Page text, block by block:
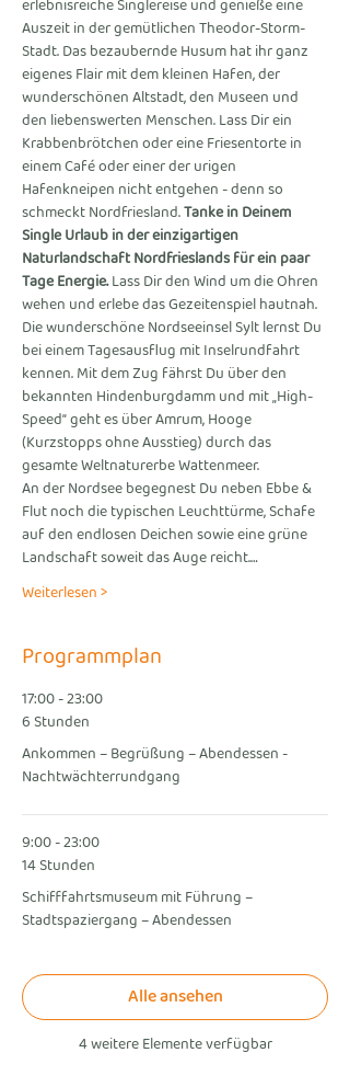
erlebnisreiche Singlereise und genieße eine
Auszeit in der gemütlichen Theodor-Storm-
Stadt. Das bezaubernde Husum hat ihr ganz
eigenes Flair mit dem kleinen Hafen, der
wunderschönen Altstadt, den Museen und
den liebenswerten Menschen. Lass Dir ein
Krabbenbrötchen oder eine Friesentorte in
einem Café oder einer der urigen
Hafenkneipen nicht entgehen - denn so
schmeckt Nordfriesland. Tanke in Deinem
Single Urlaub in der einzigartigen
Naturlandschaft Nordfrieslands für ein paar
Tage Energie. Lass Dir den Wind um die Ohren
wehen und erlebe das Gezeitenspiel hautnah.
Die wunderschöne Nordseeinsel Sylt lernst Du
bei einem Tagesausflug mit Inselrundfahrt
kennen. Mit dem Zug fährst Du über den
bekannten Hindenburgdamm und mit „High-
Speed“ geht es über Amrum, Hooge
(Kurzstopps ohne Ausstieg) durch das
gesamte Weltnaturerbe Wattenmeer.
An der Nordsee begegnest Du neben Ebbe &
Flut noch die typischen Leuchttürme, Schafe
auf den endlosen Deichen sowie eine grüne
Landschaft soweit das Auge reicht.…
Weiterlesen >
Programmplan
17:00 - 23:00
6 Stunden
Ankommen – Begrüßung – Abendessen -
Nachtwächterrundgang
9:00 - 23:00
14 Stunden
Schifffahrtsmuseum mit Führung –
Stadtspaziergang – Abendessen
4 weitere Elemente verfügbar
Alle ansehen